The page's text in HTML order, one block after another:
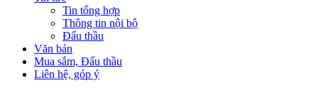
Tin tổng hợp
Thông tin nội bộ
Đấu thầu
Văn bản
Mua sắm, Đấu thầu
Liên hệ, góp ý